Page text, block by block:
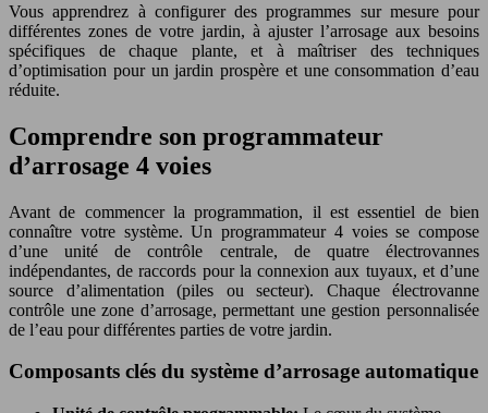
Vous apprendrez à configurer des programmes sur mesure pour
différentes zones de votre jardin, à ajuster l’arrosage aux besoins
spécifiques de chaque plante, et à maîtriser des techniques
d’optimisation pour un jardin prospère et une consommation d’eau
réduite.
Comprendre son programmateur
d’arrosage 4 voies
Avant de commencer la programmation, il est essentiel de bien
connaître votre système. Un programmateur 4 voies se compose
d’une unité de contrôle centrale, de quatre électrovannes
indépendantes, de raccords pour la connexion aux tuyaux, et d’une
source d’alimentation (piles ou secteur). Chaque électrovanne
contrôle une zone d’arrosage, permettant une gestion personnalisée
de l’eau pour différentes parties de votre jardin.
Composants clés du système d’arrosage automatique